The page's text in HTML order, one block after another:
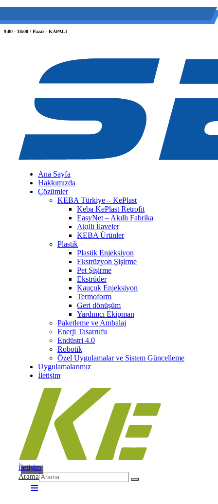
9:00 - 18:00 / Pazar - KAPALI
Ana Sayfa
Hakkımızda
Çözümler
KEBA Türkiye – KePlast
Keba KePlast Retrofit
EasyNet – Akıllı Fabrika
Akıllı İlaveler
KEBA Ürünler
Plastik
Plastik Enjeksiyon
Ekstrüzyon Şişirme
Pet Şişirme
Ekstrüder
Kauçuk Enjeksiyon
Termoform
Geri dönüşüm
Yardımcı Ekipman
Paketleme ve Ambalaj
Enerji Tasarrufu
Endüstri 4.0
Robotik
Özel Uygulamalar ve Sistem Güncelleme
Uygulamalarımız
İletişim
İletişim
Arama